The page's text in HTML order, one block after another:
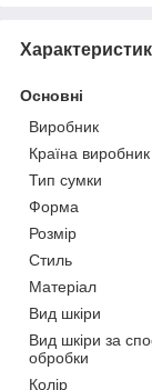
Основні
Виробник
Країна виробник
Тип сумки
Форма
Розмір
Стиль
Матеріал
Вид шкіри
Вид шкіри за
обробки
Колір